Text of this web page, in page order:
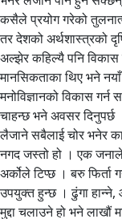
कसैले प्रयोग गरेको
तर देशको अर्थशास्त्रको
अल्झेर कहिल्यै पनि विकास
मानसिकताका थिए भने
मनोविज्ञानको विकास
चाहन्छ भने अवसर
लैजाने सबैलाई चोर भनेर
नगद जस्तो हो । एक जनाले
अर्कोले टिप्छ । बरु फिर्ता
उपयुक्त हुन्छ । ढुंगा हान्ने,
मुद्दा चलाउने हो भने लाखौं